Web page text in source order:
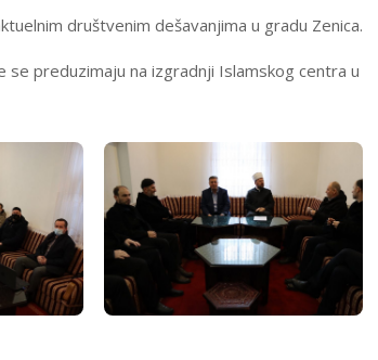
društvenim dešavanjima u gradu Zenica.
preduzimaju na izgradnji Islamskog centra u